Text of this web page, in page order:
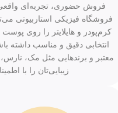
فروش حضوری، تجربه‌ای
فروشگاه فیزیکی استاربیوتی
کرم‌پودر و هایلایتر را روی
معتبر و برندهایی مثل مک،
زیبایی‌تان را با